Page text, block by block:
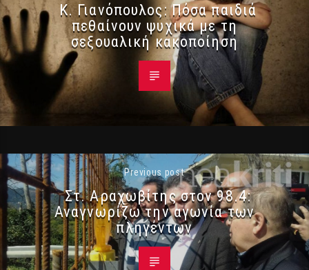
Κ. Γιανόπουλος: Πόσα παιδιά
πεθαίνουν ψυχικά με τη
σεξουαλική κακοποίηση
Previous post
Στ. Αραχωβίτης στον 98.4:
Αναγνωρίζω την αγωνία των
πληγέντων